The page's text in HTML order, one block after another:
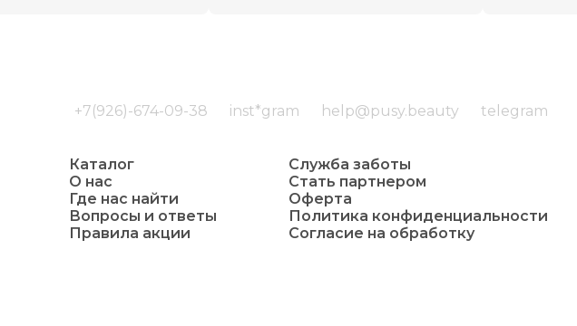
Каталог
О нас
Где нас найти
Вопросы и ответы
Правила акции
Служба заботы
Стать партнером
Оферта
Политика конфиденциальности
Согласие на обработку
+7(926)-674-09-38 inst*gram help@pusy.beauty telegram